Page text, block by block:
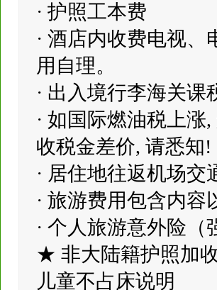
· 护照工本费
· 酒店内收费电视
用自理。
· 出入境行李海关
· 如国际燃油税上
收税金差价, 请悉知!
· 居住地往返机场交
· 旅游费用包含内
· 个人旅游意外险
★ 非大陆籍护照加
儿童不占床说明